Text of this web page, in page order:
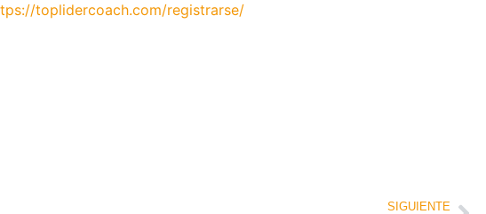
toplidercoach.com/registrarse/
SIGUIENTE